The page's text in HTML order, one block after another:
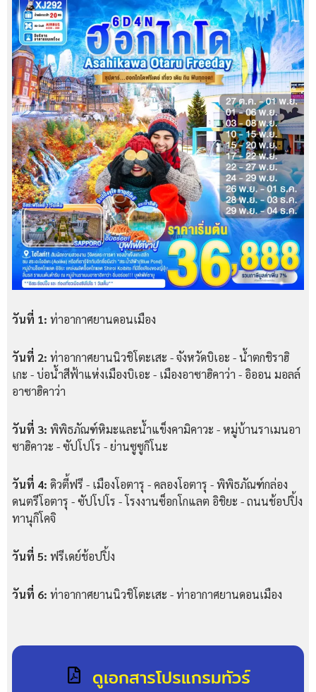
วันที่ 1: ท่าอากาศยานดอนเมือง
วันที่ 2: ท่าอากาศยานนิวชิโตะเสะ - จังหวัดบิเอะ - น้ำตกชิราฮิ
เกะ - บ่อน้ำสีฟ้าแห่งเมืองบิเอะ - เมืองอาซาฮิคาว่า - อิออน มอลล์
อาซาฮิคาว่า
วันที่ 3: พิพิธภัณฑ์หิมะและน้ำแข็งคามิคาวะ - หมู่บ้านราเมนอา
ซาฮิคาวะ - ซัปโปโร - ย่านซูซูกิโนะ
วันที่ 4: ดิวตี้ฟรี - เมืองโอตารุ - คลองโอตารุ - พิพิธภัณฑ์กล่อง
ดนตรีโอตารุ - ซัปโปโร - โรงงานซ็อกโกแลต อิชิยะ - ถนนช้อปปิ้ง
ทานุกิโคจิ
วันที่ 5: ฟรีเดย์ช้อปปิ้ง
วันที่ 6: ท่าอากาศยานนิวชิโตะเสะ - ท่าอากาศยานดอนเมือง
ดูเอกสารโปรแกรมทัวร์